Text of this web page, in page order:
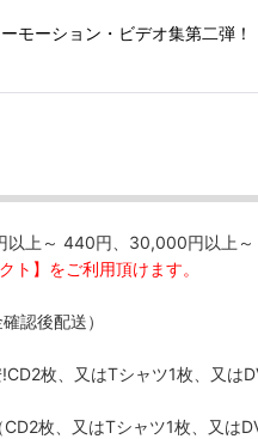
モーション・ビデオ集第二
以上～ 440円、30,000円以上
ト】をご利用頂けます。
認後配送）
!CD2枚、又はTシャツ1枚、又は
CD2枚、又はTシャツ1枚、又は